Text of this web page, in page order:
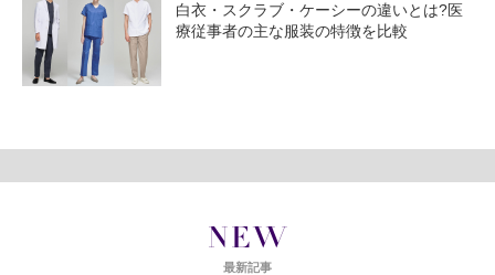
白衣・スクラブ・ケーシーの違いとは?医
療従事者の主な服装の特徴を比較
NEW
最新記事